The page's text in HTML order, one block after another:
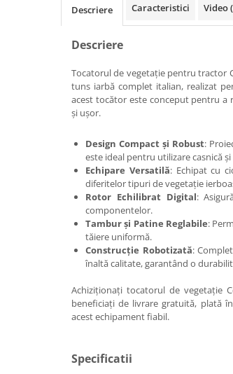
Transport si manipulare
Dumpere si roabe
Accesorii dumpere
Benzi transportoare
Cupe transport
Incarcatoare telescopice
Motostivuitoare
Remorci agricole
Remorci Tehnologice
Trolii forestiere
Prelucrarea solului
Accesorii excavatoare
Descriere Caracteristici Video
Descriere
Tocatorul de vegetație pentru tractor
tuns iarbă complet italian, realizat
acest tocător este conceput pentru a
și ușor.
Design Compact și Robust:
este ideal pentru utilizare casnică
Echipare Versatilă: Echipat cu
diferitelor tipuri de vegetație
Rotor Echilibrat Digital:
componentelor.
Tambur și Patine Reglabile:
tăiere uniformă.
Construcție Robotizată:
înaltă calitate, garantând o
Achiziționați tocatorul de vegetație
beneficiați de livrare gratuită, plată
acest echipament fiabil.
Specificatii